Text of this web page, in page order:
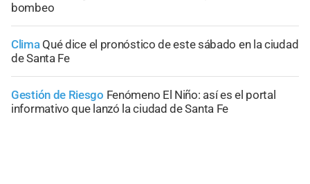
bombeo
Clima Qué dice el pronóstico de este sábado en la ciudad
de Santa Fe
Gestión de Riesgo Fenómeno El Niño: así es el portal
informativo que lanzó la ciudad de Santa Fe